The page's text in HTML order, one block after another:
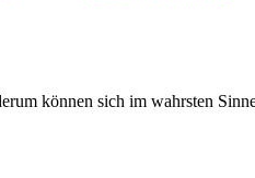
können sich im wahrsten